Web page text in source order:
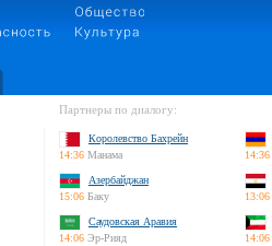
Партнеры по диалогу:
Королевство Бахрейн
14:36 Манама
14:36
Азербайджан
15:06 Баку
13:06
Саудовская Аравия
14:06 Эр-Рияд
14:06